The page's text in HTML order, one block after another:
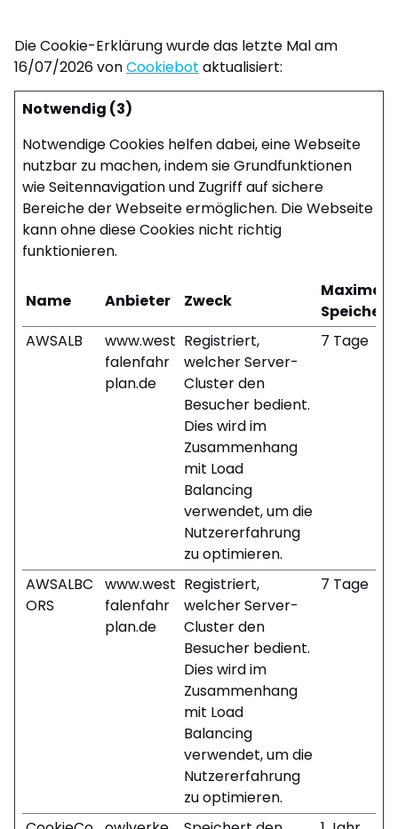
Die Cookie-Erklärung wurde das letzte Mal am
16/07/2026 vonCookiebot aktualisiert:
Notwendig (3)
Notwendige Cookies helfen dabei, eine Webseite
nutzbar zu machen, indem sie Grundfunktionen
wie Seitennavigation und Zugriff auf sichere
Bereiche der Webseite ermöglichen. Die Webseite
kann ohne diese Cookies nicht richtig
funktionieren.
Name Anbieter Zweck
Maximale
AWSALB
www.west
falenfahr
plan.de
Registriert,
welcher Server-
Cluster den
Besucher bedient.
Dies wird im
Zusammenhang
mit Load
Balancing
verwendet, um die
Nutzererfahrung
zu optimieren.
7 Tage
AWSALBC
ORS
www.west
falenfahr
plan.de
Registriert,
welcher Server-
Cluster den
Besucher bedient.
Dies wird im
Zusammenhang
mit Load
Balancing
verwendet, um die
Nutzererfahrung
zu optimieren.
7 Tage